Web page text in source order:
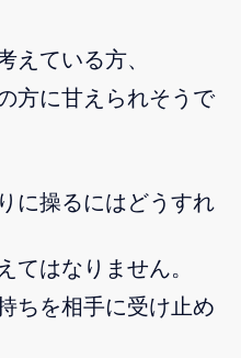
えている方、
方に甘えられそうで
に操るにはどうすれ
てはなりません。
ちを相手に受け止め